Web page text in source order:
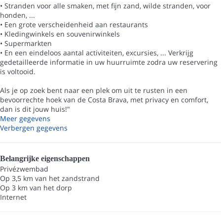
• Stranden voor alle smaken, met fijn zand, wilde stranden, voor
honden, ...
• Een grote verscheidenheid aan restaurants
• Kledingwinkels en souvenirwinkels
• Supermarkten
• En een eindeloos aantal activiteiten, excursies, ... Verkrijg
gedetailleerde informatie in uw huurruimte zodra uw reservering
is voltooid.
Als je op zoek bent naar een plek om uit te rusten in een
bevoorrechte hoek van de Costa Brava, met privacy en comfort,
dan is dit jouw huis!"
Meer gegevens
Verbergen gegevens
Belangrijke eigenschappen
Privézwembad
Op 3,5 km van het zandstrand
Op 3 km van het dorp
Internet